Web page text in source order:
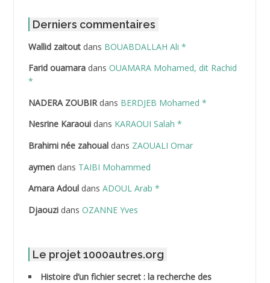
ABDAT Amar
ABDEDDAIM Hamid
ABDELAZIZ Mohamed
ABDELHAFID Lakhdar
ABDELLI Mohamed
ABDELLI Mohamed *
ABDELMOUMENE Ahmed
Derniers commentaires
Wallid zaitoutdans BOUABDALLAH Ali *
Farid ouamaradans OUAMARA Mohamed, dit Rachid
*
NADERA ZOUBIRdans BERDJEB Mohamed *
Nesrine Karaouidans KARAOUI Salah *
Brahimi née zahoualdans ZAOUALI Omar
aymendans TAIBI Mohammed
Amara Adouldans ADOUL Arab *
Djaouzidans OZANNE Yves
Le projet 1000autres.org
Histoire d’un fichier secret : la recherche des